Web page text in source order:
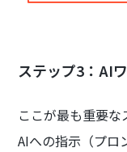
ステップ3：AI
ここが最も重要な
AIへの指示（プロ